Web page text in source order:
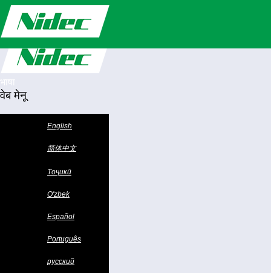
भाषा
English
简体中文
Тоҷикӣ
O'zbek
Español
Português
русский
वेब मेनू
हमारे बारे में
प्रमाणन
इतिहास
कंपनी समाचार
लिफ़्ट
स्वचालन
हमसे संपर्क करें